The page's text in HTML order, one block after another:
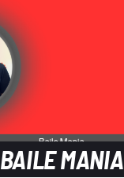
BAILE MANIA